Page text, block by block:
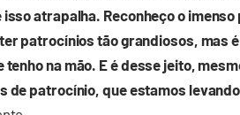
atrapalha. Reconheço o
patrocínios tão grandiosos, mas
na mão. E é desse jeito,
patrocínio, que estamos